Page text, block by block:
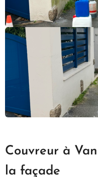
Couvreur à
la façade